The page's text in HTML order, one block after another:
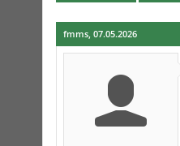
fmms, 07.05.2026